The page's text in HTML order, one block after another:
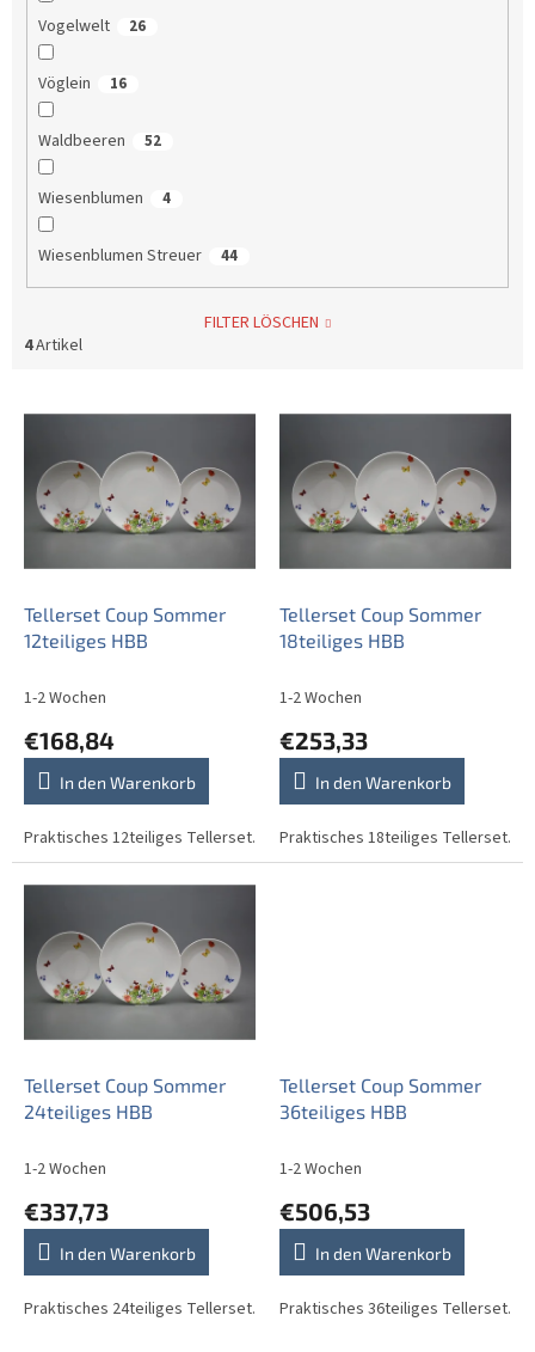
Vogelwelt 26
Vöglein 16
Waldbeeren 52
Wiesenblumen 4
Wiesenblumen Streuer 44
FILTER LÖSCHEN
4Artikel
PTellerset Coup Sommer
12teiliges HBB
1-2 Wochen
€168,84
In den Warenkorb
Praktisches 12teiliges Tellerset.
Tellerset Coup Sommer
18teiliges HBB
1-2 Wochen
€253,33
In den Warenkorb
Praktisches 18teiliges Tellerset.
Tellerset Coup Sommer
24teiliges HBB
1-2 Wochen
€337,73
In den Warenkorb
Praktisches 24teiliges Tellerset.
Tellerset Coup Sommer
36teiliges HBB
1-2 Wochen
€506,53
In den Warenkorb
Praktisches 36teiliges Tellerset.